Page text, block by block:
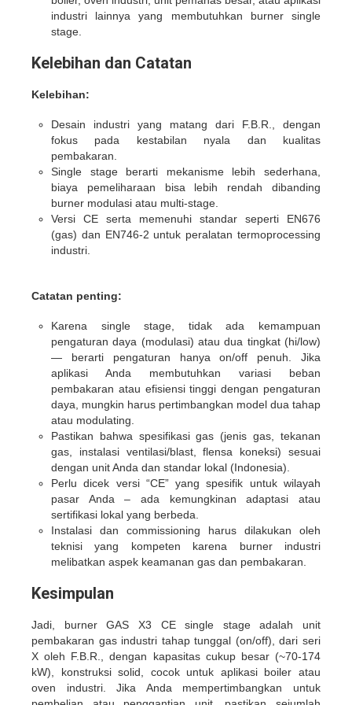
industri lainnya yang membutuhkan burner single
stage.
Kelebihan dan Catatan
Kelebihan:
Desain industri yang matang dari F.B.R., dengan
fokus pada kestabilan nyala dan kualitas
pembakaran.
Single stage berarti mekanisme lebih sederhana,
biaya pemeliharaan bisa lebih rendah dibanding
burner modulasi atau multi-stage.
Versi CE serta memenuhi standar seperti EN676
(gas) dan EN746-2 untuk peralatan termoprocessing
industri.
Catatan penting:
Karena single stage, tidak ada kemampuan
pengaturan daya (modulasi) atau dua tingkat (hi/low)
— berarti pengaturan hanya on/off penuh. Jika
aplikasi Anda membutuhkan variasi beban
pembakaran atau efisiensi tinggi dengan pengaturan
daya, mungkin harus pertimbangkan model dua tahap
atau modulating.
Pastikan bahwa spesifikasi gas (jenis gas, tekanan
gas, instalasi ventilasi/blast, flensa koneksi) sesuai
dengan unit Anda dan standar lokal (Indonesia).
Perlu dicek versi “CE” yang spesifik untuk wilayah
pasar Anda – ada kemungkinan adaptasi atau
sertifikasi lokal yang berbeda.
Instalasi dan commissioning harus dilakukan oleh
teknisi yang kompeten karena burner industri
melibatkan aspek keamanan gas dan pembakaran.
Kesimpulan
Jadi, burner GAS X3 CE single stage adalah unit
pembakaran gas industri tahap tunggal (on/off), dari seri
X oleh F.B.R., dengan kapasitas cukup besar (~70-174
kW), konstruksi solid, cocok untuk aplikasi boiler atau
oven industri. Jika Anda mempertimbangkan untuk